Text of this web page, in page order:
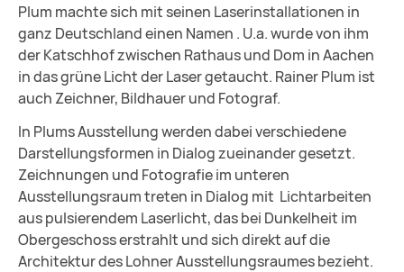
Plum machte sich mit seinen Laserinstallationen in
ganz Deutschland einen Namen . U.a. wurde von ihm
der Katschhof zwischen Rathaus und Dom in Aachen
in das grüne Licht der Laser getaucht. Rainer Plum ist
auch Zeichner, Bildhauer und Fotograf.
In Plums Ausstellung werden dabei verschiedene
Darstellungsformen in Dialog zueinander gesetzt.
Zeichnungen und Fotografie im unteren
Ausstellungsraum treten in Dialog mit Lichtarbeiten
aus pulsierendem Laserlicht, das bei Dunkelheit im
Obergeschoss erstrahlt und sich direkt auf die
Architektur des Lohner Ausstellungsraumes bezieht.